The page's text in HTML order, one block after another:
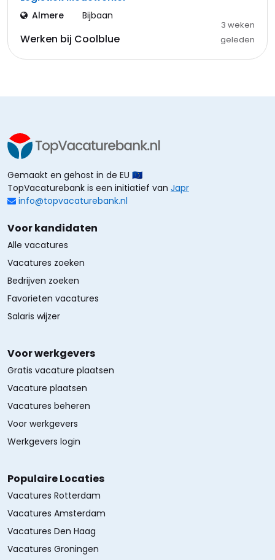
Almere Bijbaan
Werken bij Coolblue
3 weken
geleden
Gemaakt en gehost in de EU 🇪🇺
TopVacaturebank is een initiatief van Japr
info@topvacaturebank.nl
Voor kandidaten
Alle vacatures
Vacatures zoeken
Bedrijven zoeken
Favorieten vacatures
Salaris wijzer
Voor werkgevers
Gratis vacature plaatsen
Vacature plaatsen
Vacatures beheren
Voor werkgevers
Werkgevers login
Populaire Locaties
Vacatures Rotterdam
Vacatures Amsterdam
Vacatures Den Haag
Vacatures Groningen